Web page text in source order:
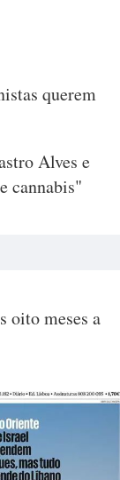
querem
Alves e
cannabis"
oito meses a